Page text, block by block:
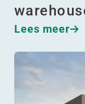
Lees meer